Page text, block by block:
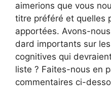
aimerions que vous
titre préféré et quelles
apportées. Avons-
dard importants sur
cognitives qui
liste ? Faites-nous en
commentaires ci-